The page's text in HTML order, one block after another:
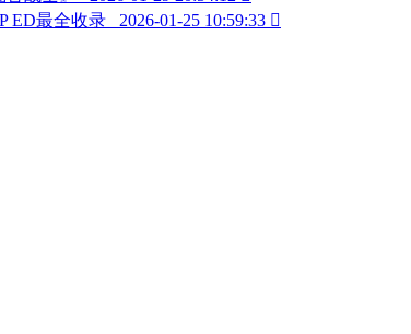
ED最全收录_ 2026-01-25 10:59:33 